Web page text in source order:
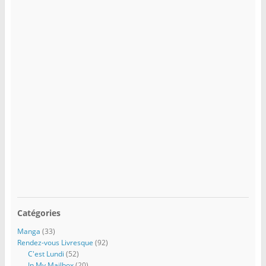
Catégories
Manga (33)
Rendez-vous Livresque (92)
C'est Lundi (52)